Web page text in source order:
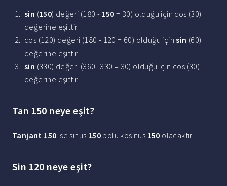
sin (150) değeri (180 - 150 = 30) olduğu için cos (30)
değerine eşittir.
cos (120) değeri (180 - 120 = 60) olduğu içinsin (60)
değerine eşittir.
sin (330) değeri (360- 330 = 30) olduğu için cos (30)
değerine eşittir.
Tan 150 neye eşit?
Tanjant 150 ise sinüs 150 bölü kosinüs 150 olacaktır.
Sin 120 neye eşit?